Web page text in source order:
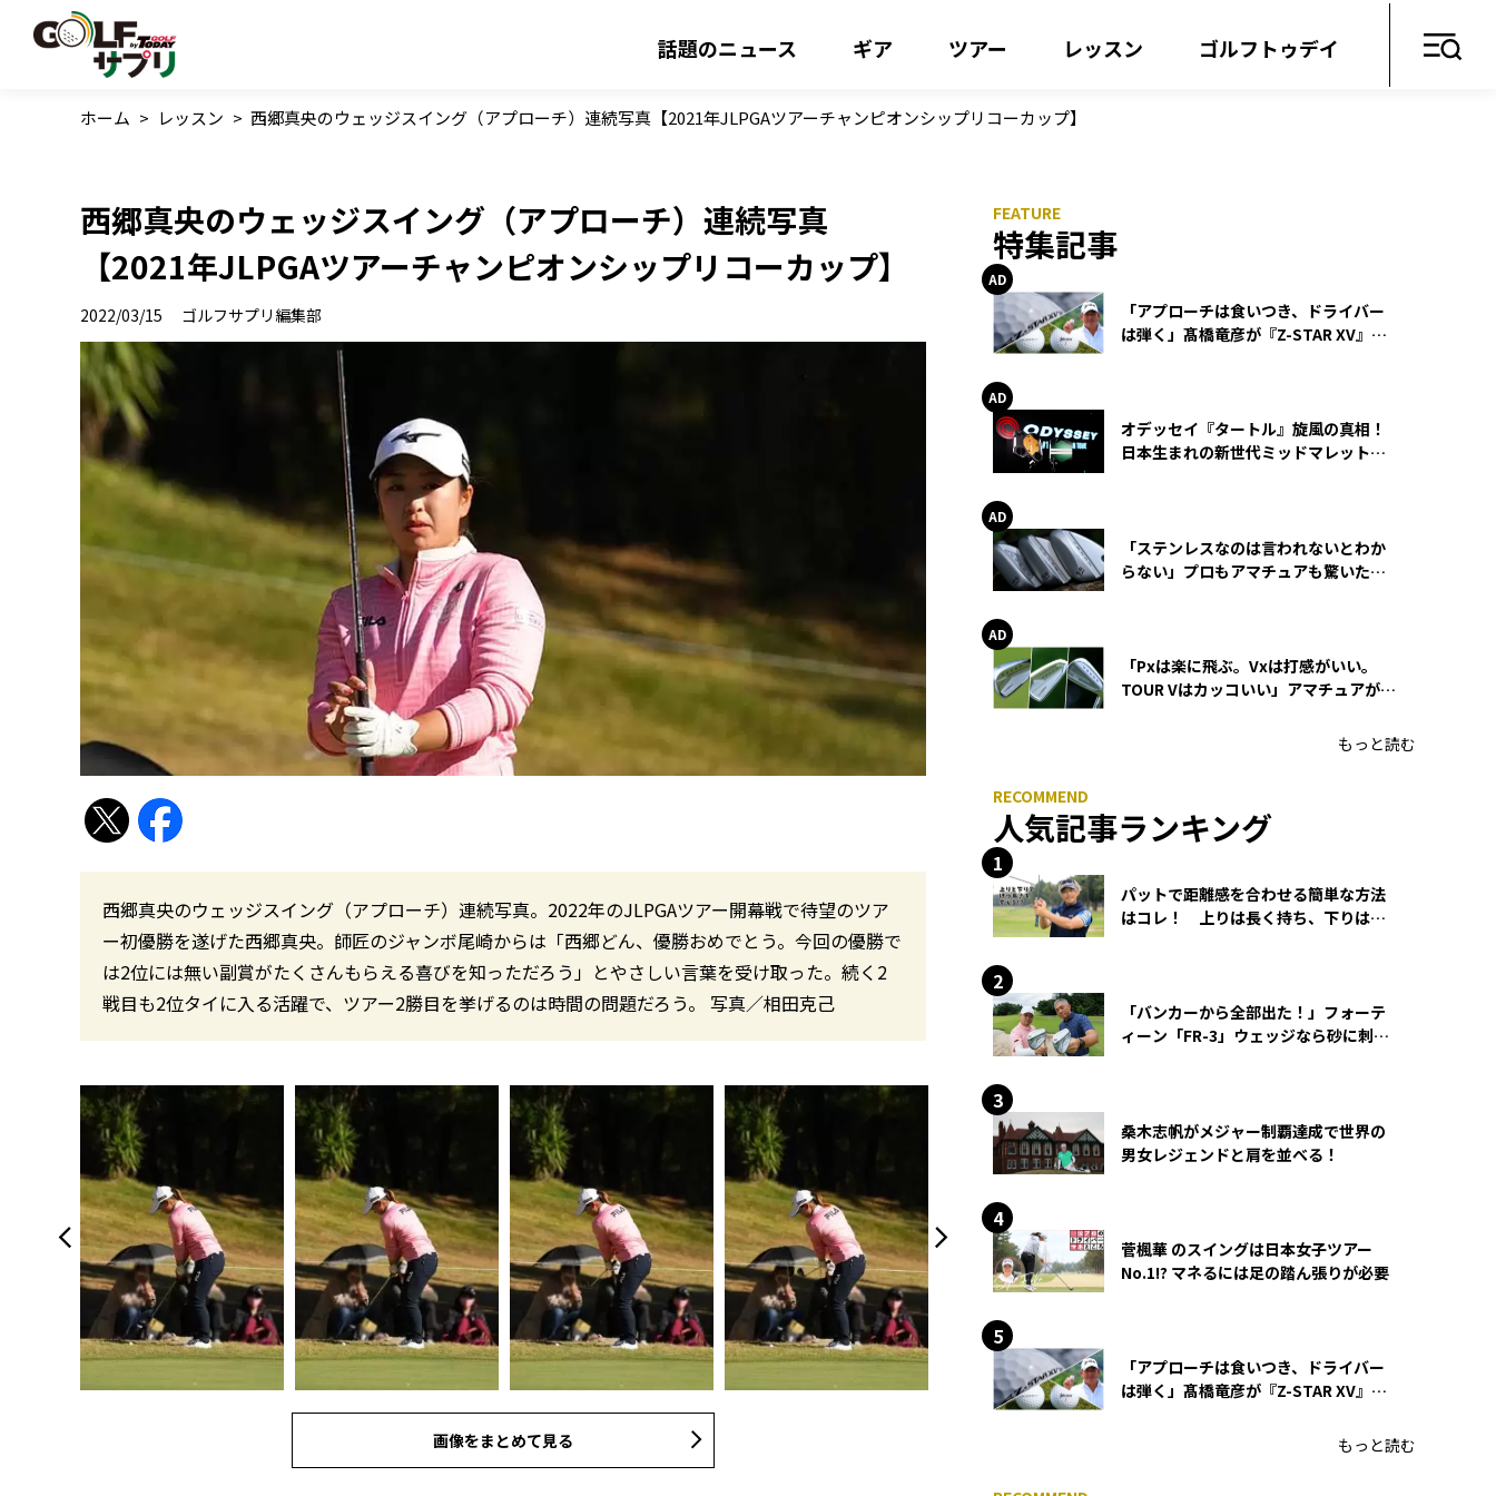
話題のニュース ギア ツアー レッスン ゴルフトゥデイ
ホーム > レッスン > 西郷真央のウェッジスイング（アプローチ）連続写真【2021年JLPGAツアーチャンピオンシップリコーカップ】
西郷真央のウェッジスイング（アプローチ）連続写真
【2021年JLPGAツアーチャンピオンシップリコーカップ】
2022/03/15 ゴルフサプリ編集部
西郷真央のウェッジスイング（アプローチ）連続写真。2022年のJLPGAツアー開幕戦で待望のツア
ー初優勝を遂げた西郷真央。師匠のジャンボ尾崎からは「西郷どん、優勝おめでとう。今回の優勝で
は2位には無い副賞がたくさんもらえる喜びを知っただろう」とやさしい言葉を受け取った。続く2
戦目も2位タイに入る活躍で、ツアー2勝目を挙げるのは時間の問題だろう。 写真／相田克己
画像をまとめて見る
特集記事
「アプローチは食いつき、ドライバー
は弾く」髙橋竜彦が『Z-STAR XV』を
オデッセイ『タートル』旋風の真相！
日本生まれの新世代ミッドマレットが
「ステンレスなのは言われないとわか
らない」プロもアマチュアも驚いた
「Pxは楽に飛ぶ。Vxは打感がいい。
TOUR Vはカッコいい」アマチュアが選
もっと読む
人気記事ランキング
パットで距離感を合わせる簡単な方法
はコレ！ 上りは長く持ち、下りは短
「バンカーから全部出た！」フォーテ
ィーン「FR-3」ウェッジなら砂に刺さ
桑木志帆がメジャー制覇達成で世界の
男女レジェンドと肩を並べる！
菅楓華 のスイングは日本女子ツアー
No.1!? マネるには足の踏ん張りが必要
「アプローチは食いつき、ドライバー
は弾く」髙橋竜彦が『Z-STAR XV』を
もっと読む